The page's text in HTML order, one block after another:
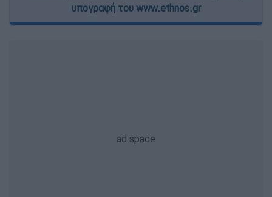
υπογραφή του www.ethnos.gr